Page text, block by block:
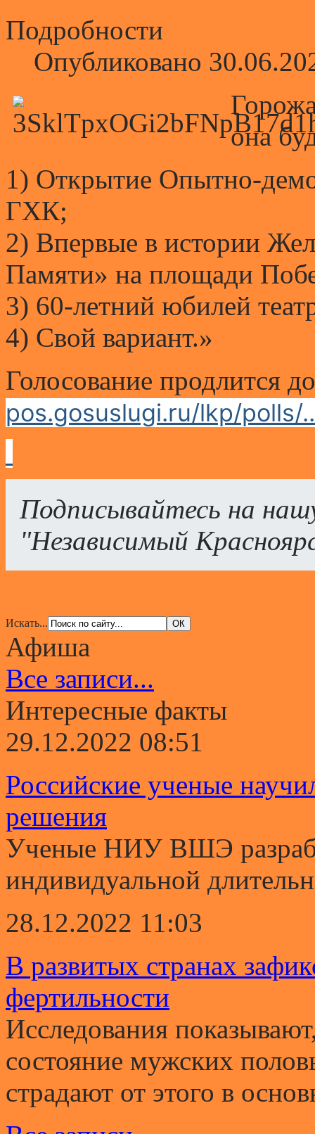
Подробности
Опубликовано
она
1) Открытие Опытно-
ГХК;
2) Впервые в истории
Памяти» на площади
3) 60-летний юбилей
4) Свой вариант.»
Голосование продлится
pos.gosuslugi.ru/lkp/polls/
Подписывайтесь на
"Независимый
Искать...
Афиша
Все записи...
Интересные факты
29.12.2022 08:51
Российские ученые
решения
Ученые НИУ ВШЭ
индивидуальной
28.12.2022 11:03
В развитых странах
фертильности
Исследования
состояние мужских
страдают от этого в